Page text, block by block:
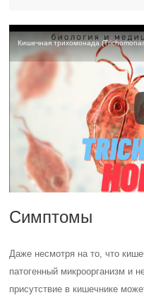
Кишечная трихомонада
Симптомы
Даже несмотря на то, что
патогенный микроорганизм и
присутствие в кишечнике